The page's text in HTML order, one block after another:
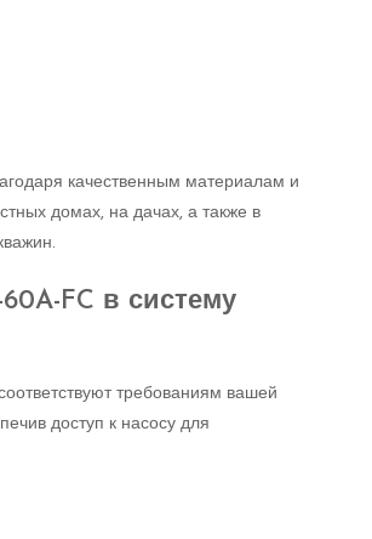
качественным материалам и
домах, на дачах, а также в
FC в систему
требованиям вашей
доступ к насосу для